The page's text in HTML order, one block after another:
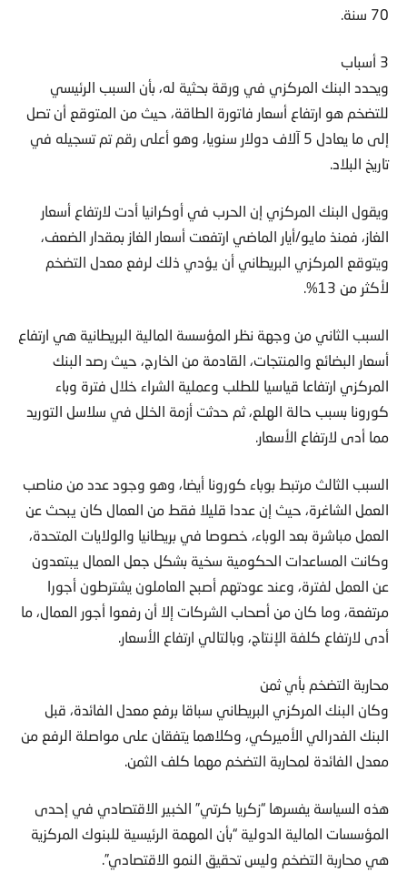
70 سنة.
3 أسباب
ويحدد البنك المركزي في ورقة بحثية له، بأن السبب الرئيسي
للتضخم هو ارتفاع أسعار فاتورة الطاقة، حيث من المتوقع أن تصل
إلى ما يعادل 5 آلاف دولار سنويا، وهو أعلى رقم تم تسجيله في
تاريخ البلاد.
ويقول البنك المركزي إن الحرب في أوكرانيا أدت لارتفاع أسعار
الغاز، فمنذ مايو/أيار الماضي ارتفعت أسعار الغاز بمقدار الضعف،
ويتوقع المركزي البريطاني أن يؤدي ذلك لرفع معدل التضخم
لأكثر من 13%.
السبب الثاني من وجهة نظر المؤسسة المالية البريطانية هي ارتفاع
أسعار البضائع والمنتجات، القادمة من الخارج، حيث رصد البنك
المركزي ارتفاعا قياسيا للطلب وعملية الشراء خلال فترة وباء
كورونا بسبب حالة الهلع، ثم حدثت أزمة الخلل في سلاسل التوريد
مما أدى لارتفاع الأسعار.
السبب الثالث مرتبط بوباء كورونا أيضا، وهو وجود عدد من مناصب
العمل الشاغرة، حيث إن عددا قليلا فقط من العمال كان يبحث عن
العمل مباشرة بعد الوباء، خصوصا في بريطانيا والولايات المتحدة،
وكانت المساعدات الحكومية سخية بشكل جعل العمال يبتعدون
عن العمل لفترة، وعند عودتهم أصبح العاملون يشترطون أجورا
مرتفعة، وما كان من أصحاب الشركات إلا أن رفعوا أجور العمال، ما
أدى لارتفاع كلفة الإنتاج، وبالتالي ارتفاع الأسعار.
محاربة التضخم بأي ثمن
وكان البنك المركزي البريطاني سباقا برفع معدل الفائدة، قبل
البنك الفدرالي الأميركي، وكلاهما يتفقان على مواصلة الرفع من
معدل الفائدة لمحاربة التضخم مهما كلف الثمن.
هذه السياسة يفسرها “زكريا كرتي” الخبير الاقتصادي في إحدى
المؤسسات المالية الدولية “بأن المهمة الرئيسية للبنوك المركزية
هي محاربة التضخم وليس تحقيق النمو الاقتصادي”.